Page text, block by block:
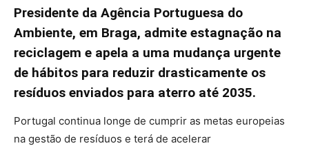
Presidente da Agência Portuguesa do
Ambiente, em Braga, admite estagnação na
reciclagem e apela a uma mudança urgente
de hábitos para reduzir drasticamente os
resíduos enviados para aterro até 2035.
Portugal continua longe de cumprir as metas europeias
na gestão de resíduos e terá de acelerar